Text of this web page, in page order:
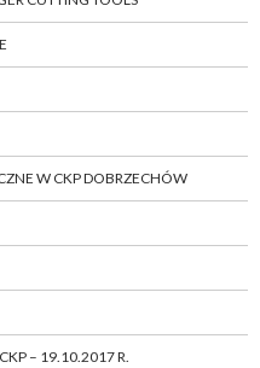
W CKP DOBRZECHÓW
– 19.10.2017 R.